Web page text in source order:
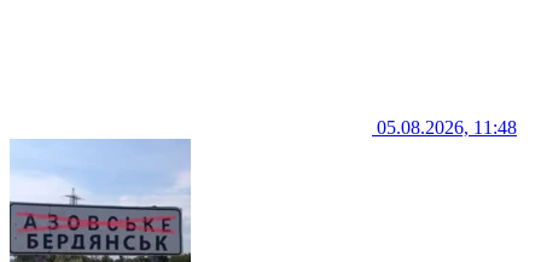
05.08.2026, 11:48